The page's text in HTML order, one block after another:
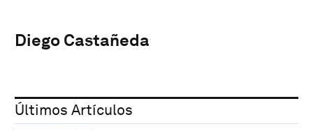
Diego Castañeda
Últimos Artículos